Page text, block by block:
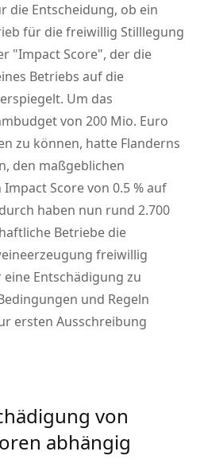
die Entscheidung, ob ein
für die freiwillig Stilllegung
Impact Score , der die
Betriebs auf die
Um das
von 200 Mio. Euro
zu können, hatte Flanderns
den maßgeblichen
Score von 0.5 % auf
haben nun rund 2.700
Betriebe die
freiwillig
Entschädigung zu
und Regeln
ersten Ausschreibung
von
abhängig